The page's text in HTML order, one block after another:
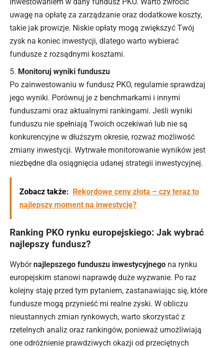
uwagę na opłatę za zarządzanie oraz dodatkowe koszty,
takie jak prowizje. Niskie opłaty mogą zwiększyć Twój
zysk na koniec inwestycji, dlatego warto wybierać
fundusze z rozsądnymi kosztami.
Monitoruj wyniki funduszu
Po zainwestowaniu w fundusz PKO, regularnie sprawdzaj
jego wyniki. Porównuj je z benchmarkami i innymi
funduszami oraz aktualnymi rankingami. Jeśli wyniki
funduszu nie spełniają Twoich oczekiwań lub nie są
konkurencyjne w dłuższym okresie, rozważ możliwość
zmiany inwestycji. Wytrwałe monitorowanie wyników jest
niezbędne dla osiągnięcia udanej strategii inwestycyjnej.
Zobacz także: Rekordowe ceny złota – czy teraz to
najlepszy moment na inwestycję?
Ranking PKO rynku europejskiego: Jak wybrać
najlepszy fundusz?
Wybórnajlepszego funduszu inwestycyjnego na rynku
europejskim stanowi naprawdę duże wyzwanie. Po raz
kolejny staję przed tym pytaniem, zastanawiając się, które
fundusze mogą przynieść mi realne zyski. W obliczu
nieustannych zmian rynkowych, warto skorzystać z
rzetelnych analiz oraz rankingów, ponieważ umożliwiają
one odróżnienie prawdziwych okazji od przeciętnych